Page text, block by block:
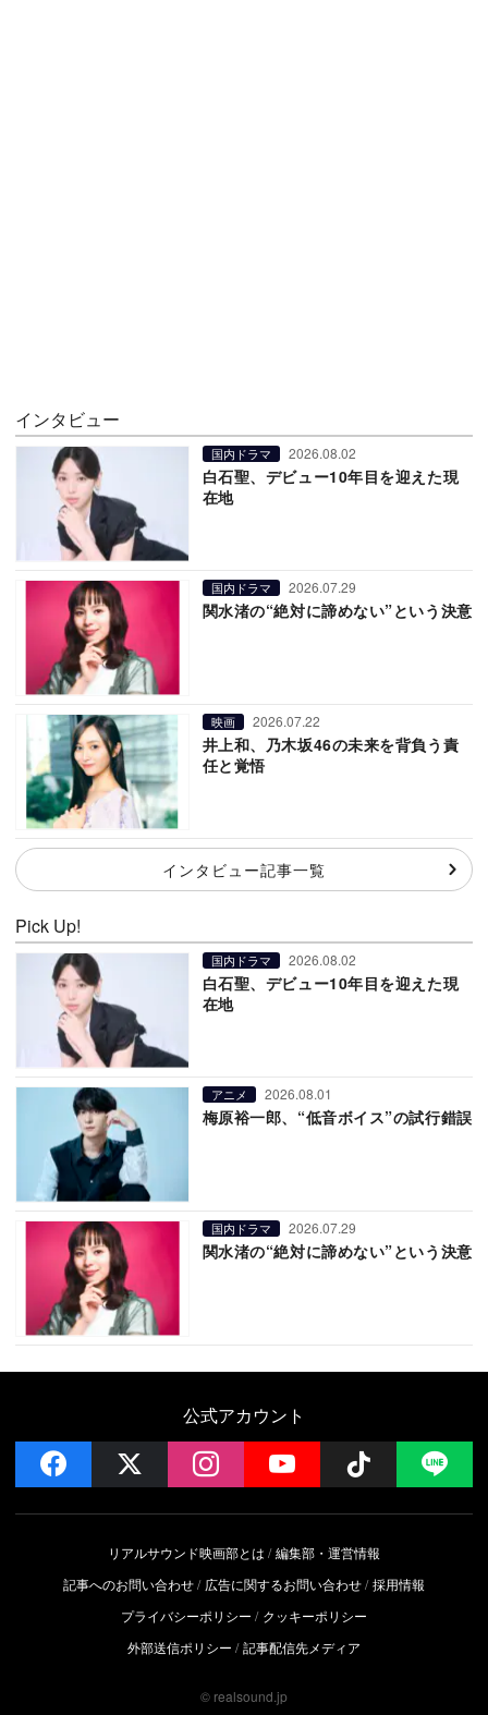
インタビュー
国内ドラマ 2026.08.02
白石聖、デビュー10年目を迎えた現
在地
国内ドラマ 2026.07.29
関水渚の“絶対に諦めない”という決意
映画 2026.07.22
井上和、乃木坂46の未来を背負う責
任と覚悟
インタビュー記事一覧
Pick Up!
国内ドラマ 2026.08.02
白石聖、デビュー10年目を迎えた現
在地
アニメ 2026.08.01
梅原裕一郎、“低音ボイス”の試行錯誤
国内ドラマ 2026.07.29
関水渚の“絶対に諦めない”という決意
公式アカウント
facebook instagramYouTube Follow
リアルサウンド映画部とは
編集部・運営情報
記事へのお問い合わせ
広告に関するお問い合わせ 採用情報
プライバシーポリシー
クッキーポリシー
外部送信ポリシー
記事配信先メディア
© realsound.jp